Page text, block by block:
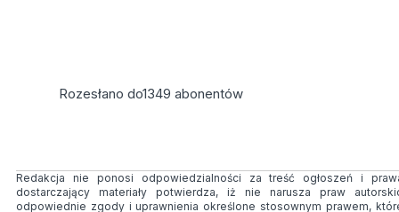
Rozesłano do1349 abonentów
Redakcja nie ponosi odpowiedzialności za treść ogłoszeń i
dostarczający materiały potwierdza, iż nie narusza praw
odpowiednie zgody i uprawnienia określone stosownym prawem,